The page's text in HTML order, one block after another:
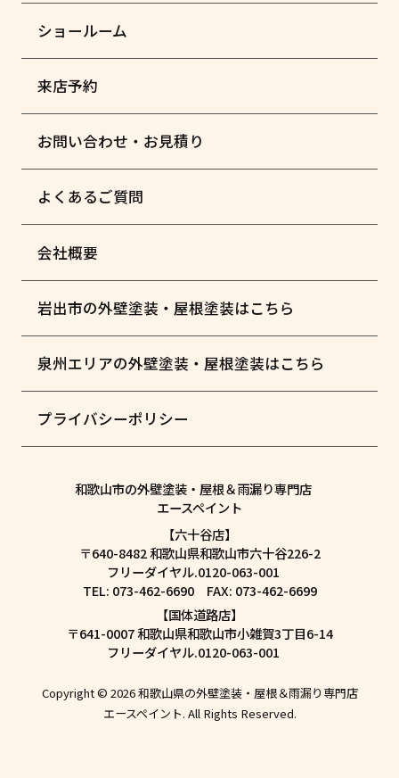
ショールーム
来店予約
お問い合わせ・お見積り
よくあるご質問
会社概要
岩出市の外壁塗装・屋根塗装はこちら
泉州エリアの外壁塗装・屋根塗装はこちら
プライバシーポリシー
和歌山市の外壁塗装・屋根＆雨漏り専門店
エースペイント
【六十谷店】
〒640-8482 和歌山県和歌山市六十谷226-2
フリーダイヤル.0120-063-001
TEL: 073-462-6690 FAX: 073-462-6699
【国体道路店】
〒641-0007 和歌山県和歌山市小雑賀3丁目6-14
フリーダイヤル.0120-063-001
Copyright © 2026 和歌山県の外壁塗装・屋根＆雨漏り専門店
エースペイント. All Rights Reserved.